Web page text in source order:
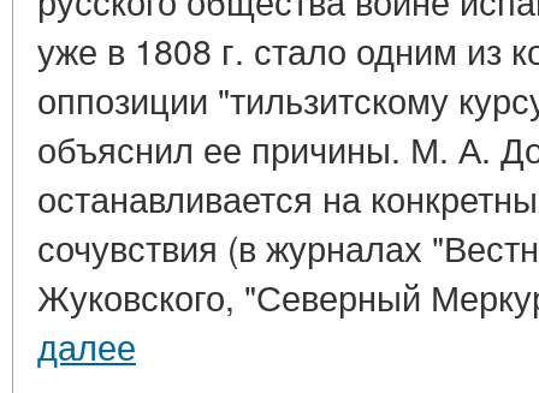
уже в 1808 г. стало одним из
оппозиции "тильзитскому
объяснил ее причины. М. А.
останавливается на
сочувствия (в журналах
Жуковского, "Северный
далее